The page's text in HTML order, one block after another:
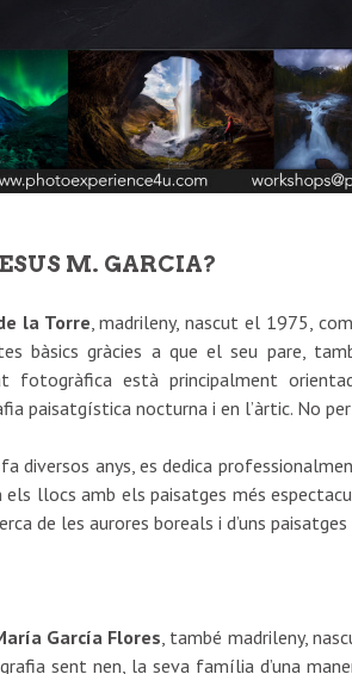
M. GARCIA?
la Torre, madrileny, nascut el 1975,
bàsics gràcies a que el seu pare,
fotogràfica està principalment
paisatgística nocturna i en l’àrtic. No
fa diversos anys, es dedica
llocs amb els paisatges més
de les aurores boreals i d’uns
García Flores, també madrileny,
sent nen, la seva família d’una